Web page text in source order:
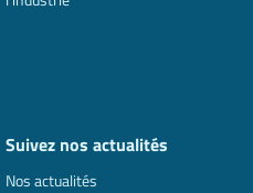
Suivez nos actualités
Nos actualités